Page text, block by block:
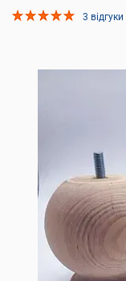
3 відгуки